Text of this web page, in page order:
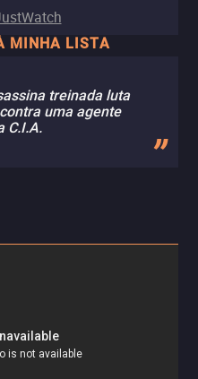
MINHA LISTA
treinada luta
uma agente
C.I.A.